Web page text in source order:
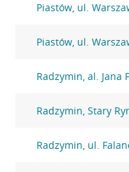
Piastów, ul.
Piastów, ul.
Radzymin, al. Jana
Radzymin, Stary
Radzymin, ul.